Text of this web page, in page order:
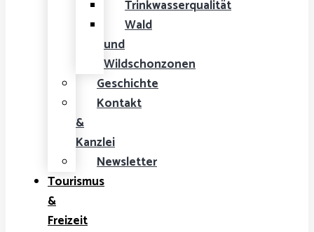
Trinkwasserqualität
Wald
und
Wildschonzonen
Geschichte
Kontakt
&
Kanzlei
Newsletter
Tourismus
&
Freizeit